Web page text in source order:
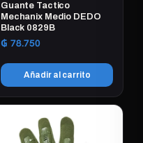
Guante Tactico
Mechanix Medio DEDO
Black 0829B
₲ 78.750
Añadir al carrito